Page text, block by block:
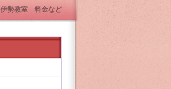
伊勢教室 料金など